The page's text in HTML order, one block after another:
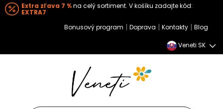
Extra zľava 7 %na celý sortiment. V košíku zadajte kód:
EXTRA7
Bonusový program | Doprava | Kontakty | Blog
Veneti SK